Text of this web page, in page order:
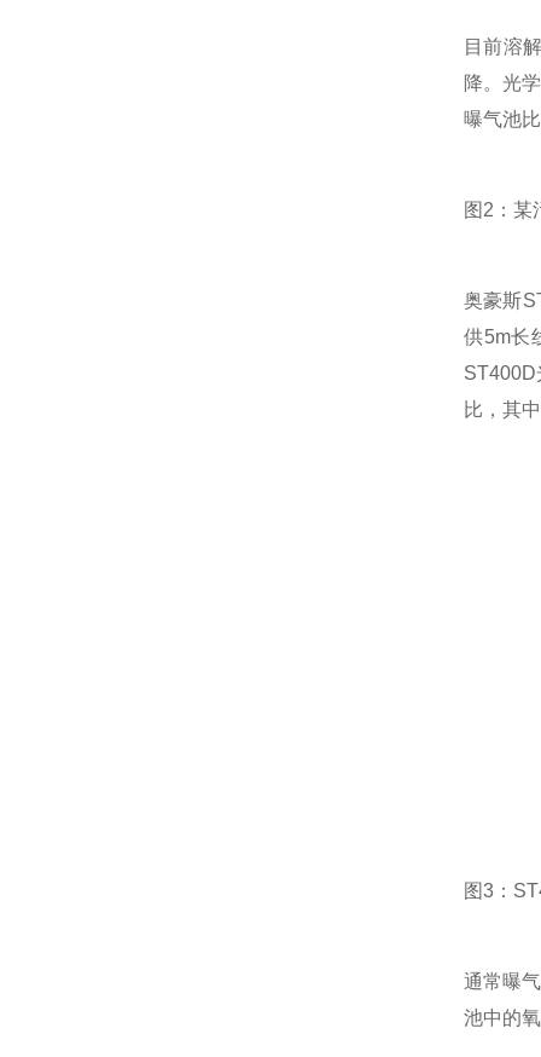
目前溶
降。光
曝气池
图2：某
奥豪斯
供5m长
比，其
图3：
通常曝
池中的